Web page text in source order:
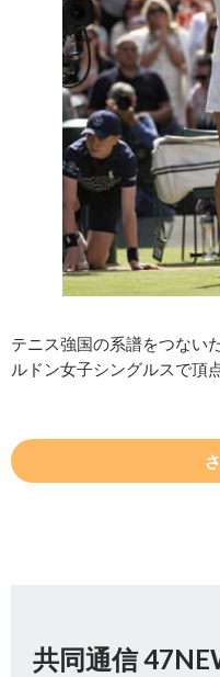
テニス強国の系譜をつない
ルドン女子シングルスで
共同通信